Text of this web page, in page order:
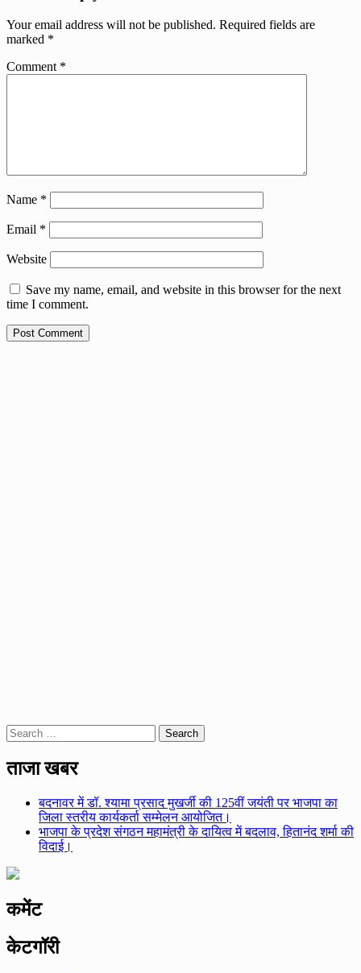
Your email address will not be published. Required fields are
marked *
Comment *
Name *
Email *
Website
Save my name, email, and website in this browser for the next
time I comment.
Search
for:
ताजा खबर
बदनावर में डॉ. श्यामा प्रसाद मुखर्जी की 125वीं जयंती पर भाजपा का
जिला स्तरीय कार्यकर्ता सम्मेलन आयोजित।
भाजपा के प्रदेश संगठन महामंत्री के दायित्व में बदलाव, हितानंद शर्मा की
विदाई।
कमेंट
केटगॉरी